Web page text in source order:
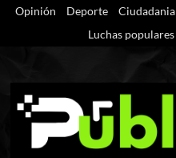
SaltarOpinión Deporte Ciudadania
Luchas populares